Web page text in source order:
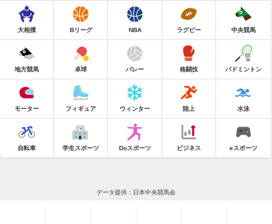
大相撲 Bリーグ NBA ラグビー 中央競馬
地方競馬 卓球 バレー 格闘技 バドミントン
モーター フィギュア ウィンター 陸上 水泳
自転車 学生スポーツ Doスポーツ ビジネス eスポーツ
データ提供：日本中央競馬会